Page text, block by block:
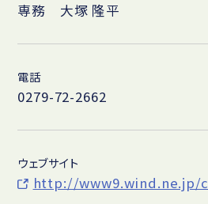
専務 大塚 隆平
電話
0279-72-2662
ウェブサイト
http://www9.wind.ne.jp/